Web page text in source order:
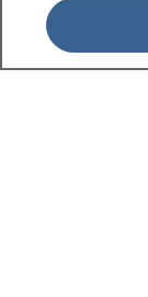
1177 ger dig